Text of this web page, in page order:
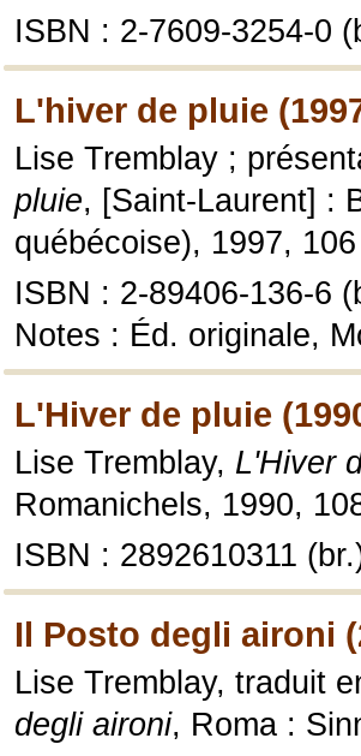
ISBN : 2-7609-3254-0
L'hiver de pluie
Lise Tremblay ;
pluie, [Saint-Laurent] :
québécoise), 1997,
ISBN : 2-89406-136-6
Notes : Éd. originale,
L'Hiver de pluie
Lise Tremblay, L'Hiver
Romanichels, 1990,
ISBN : 2892610311
Il Posto degli aironi
Lise Tremblay, traduit
degli aironi, Roma :